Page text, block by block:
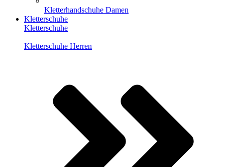
Kletterhandschuhe Damen
Kletterschuhe
Kletterschuhe
Kletterschuhe Herren